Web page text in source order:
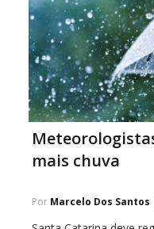
mais chuva
Por Marcelo Dos Santos